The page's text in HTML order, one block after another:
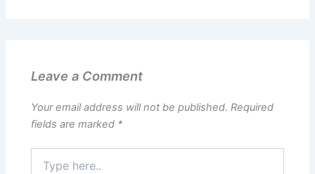
Leave a Comment
Your email address will not be published. Required
fields are marked *
here..